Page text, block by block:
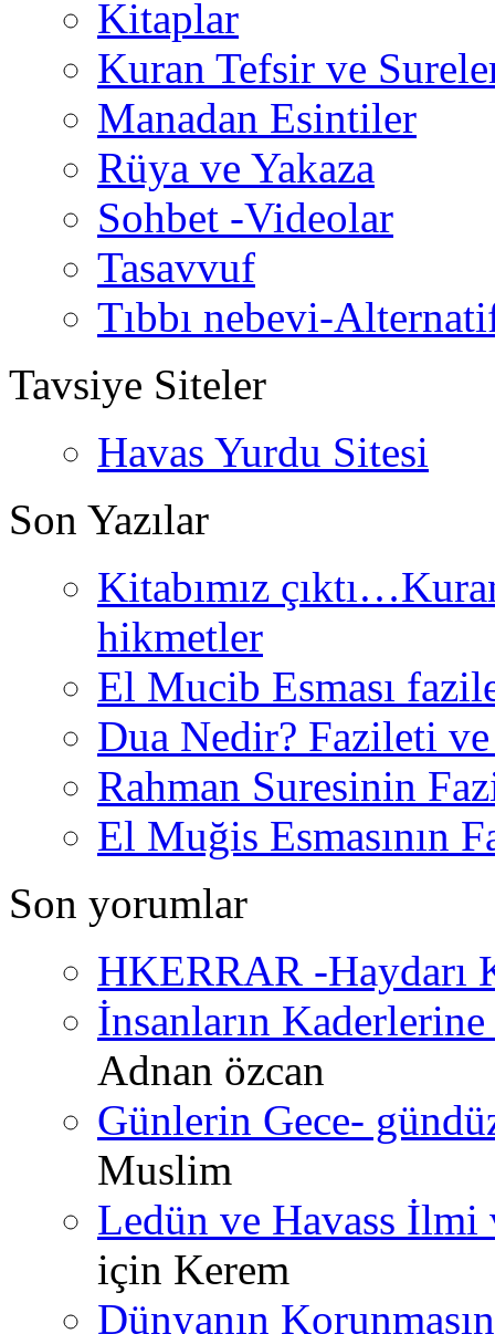
Kitaplar
Kuran Tefsir ve
Manadan Esintiler
Rüya ve Yakaza
Sohbet -Videolar
Tasavvuf
Tıbbı nebevi-
Tavsiye Siteler
Havas Yurdu Sitesi
Son Yazılar
Kitabımız
hikmetler
El Mucib Esması
Dua Nedir? Fazileti
Rahman Suresinin
El Muğis Esmasının
Son yorumlar
HKERRAR -Haydarı
İnsanların
Adnan özcan
Günlerin Gece-
Muslim
Ledün ve Havass İlmi
için Kerem
Dünyanın